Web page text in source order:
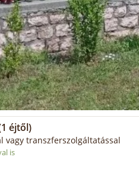
éjtől)
vagy transzferszolgáltatással
is